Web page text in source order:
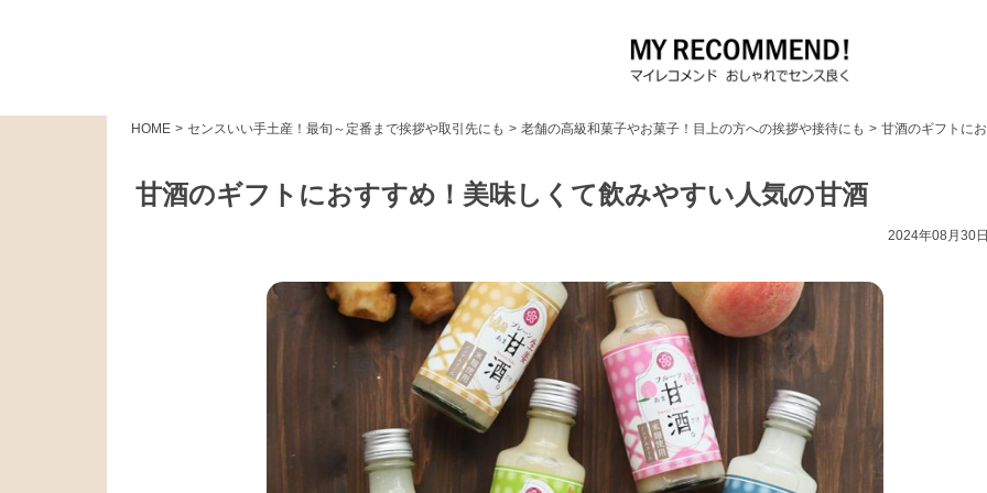
HOME > センスいい手土産！最旬～定番まで挨拶や取引先にも > 老舗の高級和菓子やお菓子！目上の方への挨拶や接待にも > 甘酒のギフトに
甘酒のギフトにおすすめ！美味しくて飲みやすい人気の甘酒
2024年08月30